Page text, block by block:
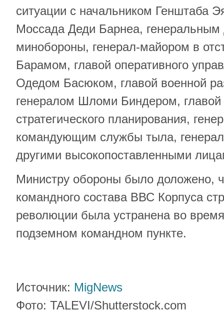
ситуации с начальником Генштаба
Моссада Деди Барнеа, генеральным
минобороны, генерал-майором в
Барамом, главой оперативного
Одедом Басюком, главой военной
генералом Шломи Биндером, главой
стратегического планирования,
командующим службы тыла,
другими высокопоставленными
Министру обороны было доложено,
командного состава ВВС Корпуса
революции была устранена во
подземном командном пункте.
Источник: MigNews
Фото: TALEVI/Shutterstock.com